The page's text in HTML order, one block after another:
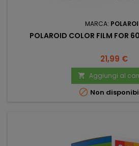
MARCA:
POLAROID COLOR FILM FOR
Prezzo
21,99 €
 Aggiungi al
 Non